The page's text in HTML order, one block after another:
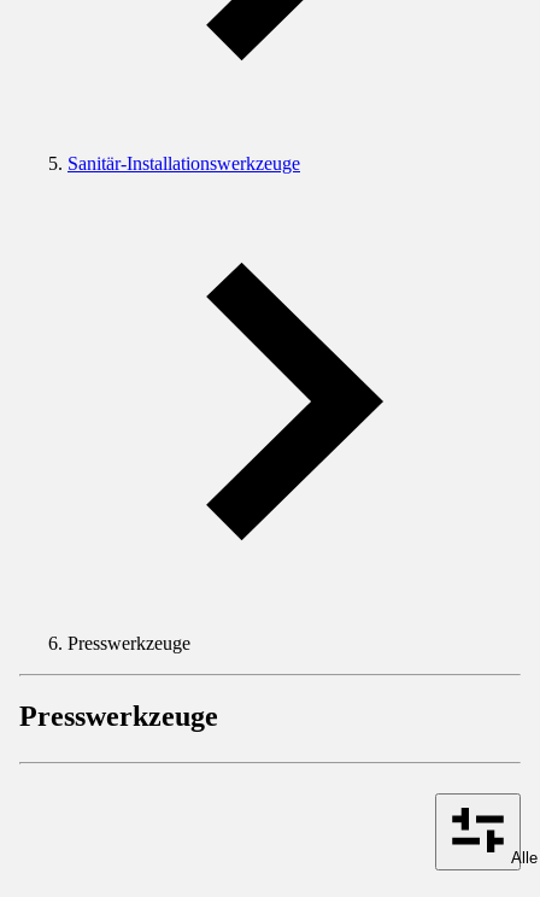
Sanitär-Installationswerkzeuge
Presswerkzeuge
Presswerkzeuge